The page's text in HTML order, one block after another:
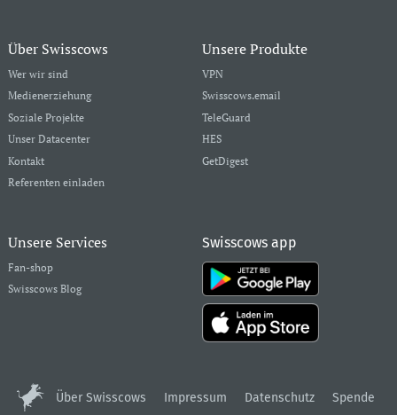
Über Swisscows
Wer wir sind
Medienerziehung
Soziale Projekte
Unser Datacenter
Kontakt
Referenten einladen
Unsere Produkte
VPN
Swisscows.email
TeleGuard
HES
GetDigest
Unsere Services
Fan-shop
Swisscows Blog
Swisscows app
Über Swisscows Impressum Datenschutz Spende